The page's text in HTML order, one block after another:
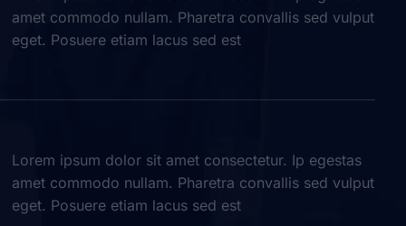
amet commodo nullam. Pharetra convallis sed vulput
eget. Posuere etiam lacus sed est
Lorem ipsum dolor sit amet consectetur. Ip egestas
amet commodo nullam. Pharetra convallis sed vulput
eget. Posuere etiam lacus sed est